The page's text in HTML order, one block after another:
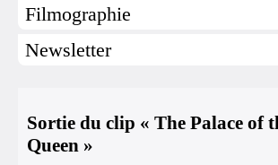
Filmographie
Newsletter
Sortie du clip « The Palace of
Queen »